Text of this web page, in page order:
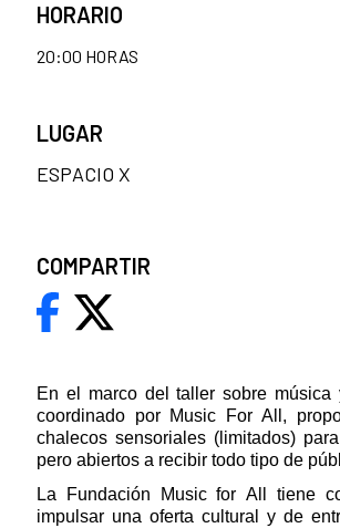
En el marco del taller sobre
coordinado por Music For All,
chalecos sensoriales (limitados)
pero abiertos a recibir todo tipo de
La Fundación Music for All tiene
impulsar una oferta cultural y de
HORARIO
20:00 HORAS
LUGAR
ESPACIO X
COMPARTIR